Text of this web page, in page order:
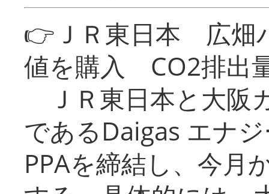
👉ＪＲ東日本 広畑
値を購入 CO2排出
ＪＲ東日本と大阪
であるDaigas エナ
PPAを締結し、今月